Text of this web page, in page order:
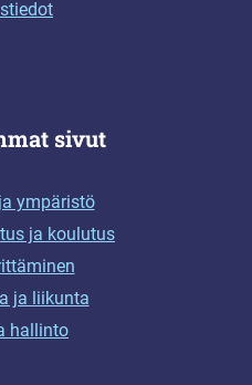
sivut
ympäristö
ja koulutus
ja liikunta
hallinto